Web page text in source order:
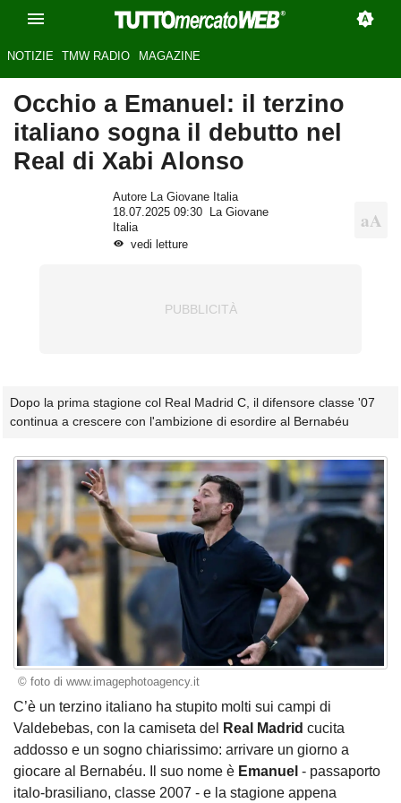
NOTIZIE TMW RADIO MAGAZINE
Occhio a Emanuel: il terzino
italiano sogna il debutto nel
Real di Xabi Alonso
Autore La Giovane Italia
18.07.2025 09:30
La Giovane
Italia
vedi letture
Dopo la prima stagione col Real Madrid C, il difensore classe '07
continua a crescere con l'ambizione di esordire al Bernabéu
© foto di www.imagephotoagency.it
C’è un terzino italiano ha stupito molti sui campi di
Valdebebas, con la camiseta del
Real Madrid cucita
addosso e un sogno chiarissimo: arrivare un giorno a
giocare al Bernabéu. Il suo nome è Emanuel - passaporto
italo‑brasiliano, classe 2007 - e la stagione appena